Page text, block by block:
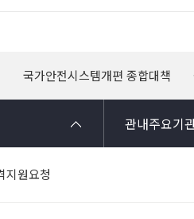
국가안전시스템개편 종합대책
관내주요기
지원요청